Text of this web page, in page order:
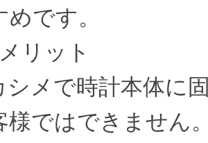
です。
ット
時計本体に固
様ではできません